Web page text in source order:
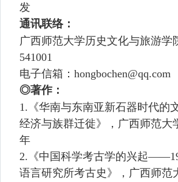
发
通讯联络：
广西师范大学历史文化与旅游学
541001
电子信箱： hongbochen@qq.com
◎著作：
1. 《华南与东南亚新石器时代的
经济与族群迁徙》，广西师范大
年
2. 《中国科学考古学的兴起——
语言研究所考古史》，广西师范